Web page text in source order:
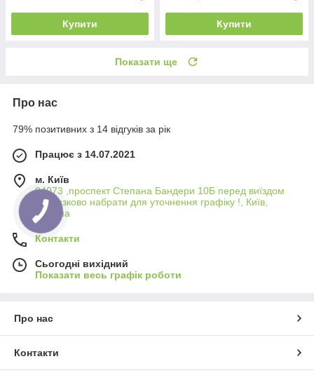
Купити Купити
Показати ще
Про нас
79% позитивних з 14 відгуків за рік
Працює з 14.07.2021
м. Київ
04073 ,проспект Степана Бандери 10Б перед виїздом
обовязково набрати для уточнення графіку !, Київ,
Україна
Контакти
Сьогодні вихідний
Показати весь графік роботи
Про нас
Контакти